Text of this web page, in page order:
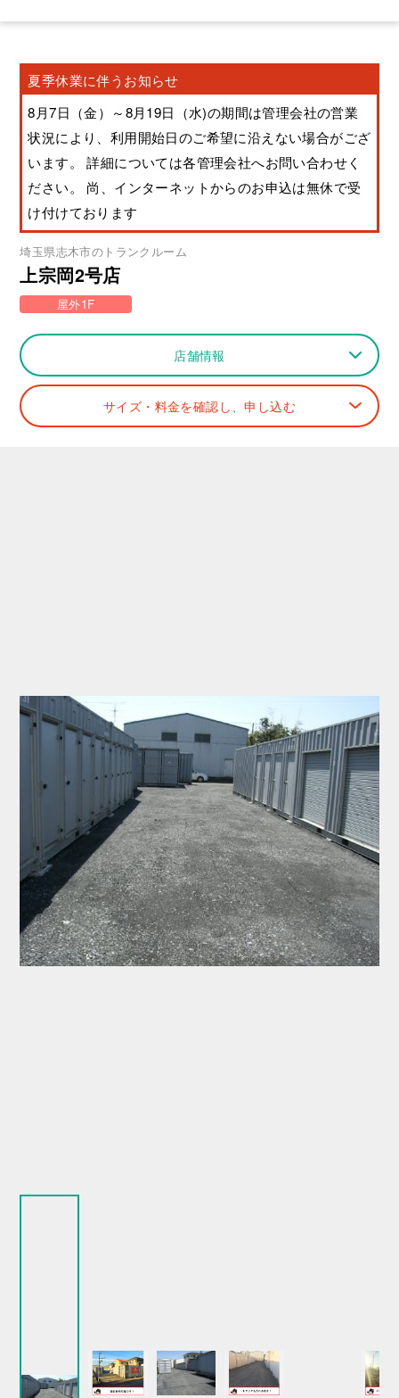
夏季休業に伴うお知らせ
8月7日（金）～8月19日（水)の期間は管理会社の営業
状況により、利用開始日のご希望に沿えない場合がござ
います。 詳細については各管理会社へお問い合わせく
ださい。 尚、インターネットからのお申込は無休で受
け付けております
埼玉県志木市のトランクルーム
上宗岡2号店
屋外1F
店舗情報
サイズ・料金を確認し、申し込む